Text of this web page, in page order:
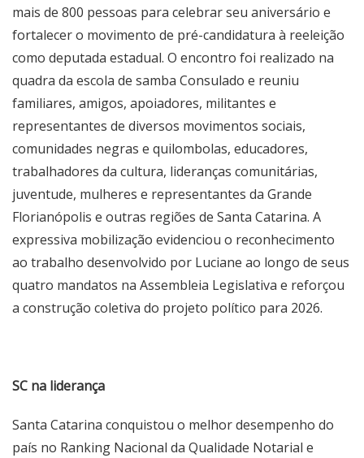
mais de 800 pessoas para celebrar seu aniversário e
fortalecer o movimento de pré-candidatura à reeleição
como deputada estadual. O encontro foi realizado na
quadra da escola de samba Consulado e reuniu
familiares, amigos, apoiadores, militantes e
representantes de diversos movimentos sociais,
comunidades negras e quilombolas, educadores,
trabalhadores da cultura, lideranças comunitárias,
juventude, mulheres e representantes da Grande
Florianópolis e outras regiões de Santa Catarina. A
expressiva mobilização evidenciou o reconhecimento
ao trabalho desenvolvido por Luciane ao longo de seus
quatro mandatos na Assembleia Legislativa e reforçou
a construção coletiva do projeto político para 2026.
SC na liderança
Santa Catarina conquistou o melhor desempenho do
país no Ranking Nacional da Qualidade Notarial e